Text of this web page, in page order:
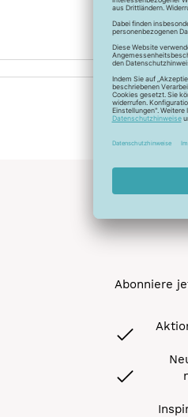
Abonniere